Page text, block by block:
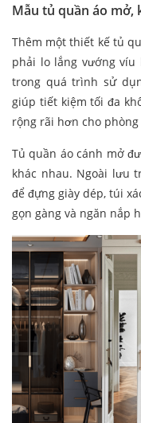
Mẫu tủ quần áo mở,
Thêm một thiết kế tủ
phải lo lắng vướng víu
trong quá trình sử
giúp tiết kiệm tối đa
rộng rãi hơn cho
Tủ quần áo cánh mở
khác nhau. Ngoài lưu
để đựng giày dép, túi
gọn gàng và ngăn nắp